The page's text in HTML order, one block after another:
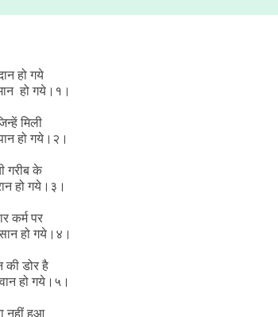
हो गये
हो गये।१।
मिली
हो गये।२।
गरीब के
हो गये।३।
कर्म पर
हो गये।४।
डोर है
हो गये।५।
नहीं हुआ